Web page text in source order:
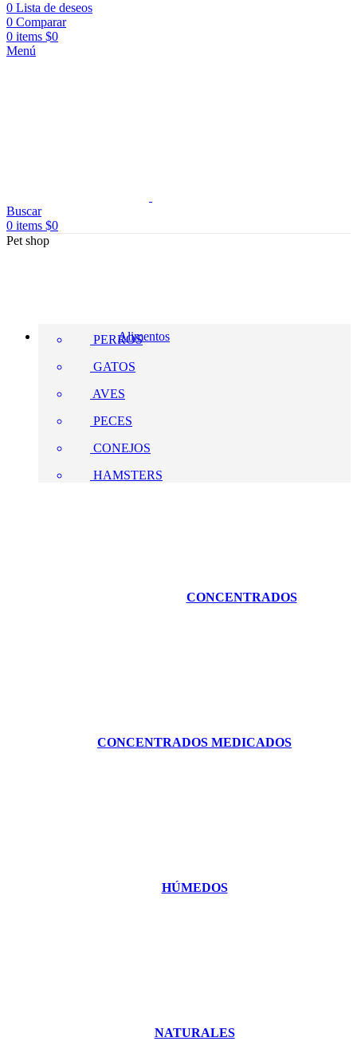
0 Lista de deseos
0 Comparar
0 items $0
Menú
Buscar
0 items $0
Pet shop
Alimentos
PERROS
GATOS
AVES
PECES
CONEJOS
HAMSTERS
CONCENTRADOS
CONCENTRADOS MEDICADOS
HÚMEDOS
NATURALES